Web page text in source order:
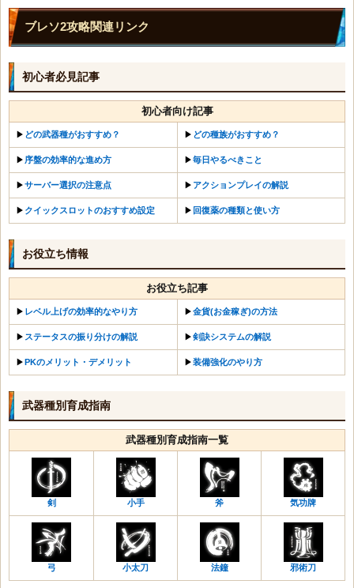
ブレソ2攻略関連リンク
初心者必見記事
初心者向け記事
▶︎ どの武器種がおすすめ？ ▶︎ どの種族がおすすめ？
▶︎ 序盤の効率的な進め方 ▶︎毎日やるべきこと
▶︎サーバー選択の注意点 ▶︎ アクションプレイの解説
▶︎ クイックスロットのおすすめ設定 ▶︎ 回復薬の種類と使い方
お役立ち情報
お役立ち記事
▶︎ レベル上げの効率的なやり方 ▶︎金貨(お金稼ぎ)の方法
▶︎ ステータスの振り分けの解説 ▶︎剣訣システムの解説
▶︎PKのメリット・デメリット ▶︎装備強化のやり方
武器種別育成指南
武器種別育成指南一覧
剣 小手 斧 気功牌
弓 小太刀 法鐘 邪術刀